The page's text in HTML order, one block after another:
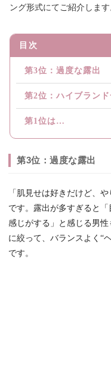
ング形式にてご紹介します
目次
第3位：過度な露出
第2位：ハイブラン
第1位は…
第3位：過度な露出
「肌見せは好きだけど、
です。露出が多すぎると
感じがする」と感じる男性
に絞って、バランスよく“
です。